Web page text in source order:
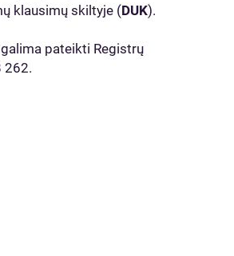
klausimų skiltyje (DUK).
pateikti Registrų
262.